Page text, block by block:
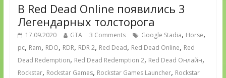
В Red Dead Online появились 3
Легендарных толсторога
17.09.2020 GTA 3 Comments Google Stadia, Horse,
pc, Ram, RDO, RDR, RDR 2, Red Dead, Red Dead Online, Red
Dead Redemption, Red Dead Redemption 2, Red Dead Онлайн,
Rockstar, Rockstar Games, Rockstar Games Launcher, Rockstar